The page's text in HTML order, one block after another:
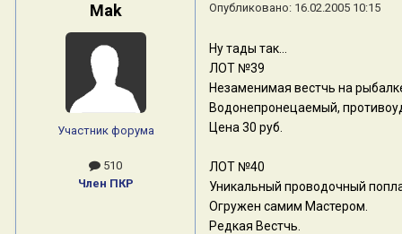
Mak
Участник форума
510
Член ПКР
Опубликовано: 16.02.2005 10:15
Ну тады так...
ЛОТ №39
Незаменимая вестчь на
Водонепронецаемый,
Цена 30 руб.
ЛОТ №40
Уникальный проводочный
Огружен самим Мастером.
Редкая Вестчь.